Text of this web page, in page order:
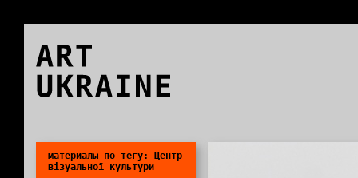
ART
UKRAINE
материалы по тегу: Центр
візуальної культури